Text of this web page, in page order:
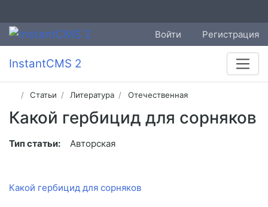
Войти Регистрация
InstantCMS 2
Статьи Литература Отечественная
Какой гербицид для сорняков
Тип статьи: Авторская
Какой гербицид для сорняков